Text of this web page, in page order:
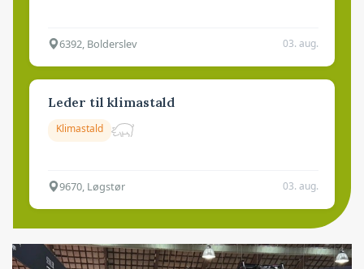
6392, Bolderslev 03. aug.
Leder til klimastald
Klimastald
9670, Løgstør 03. aug.